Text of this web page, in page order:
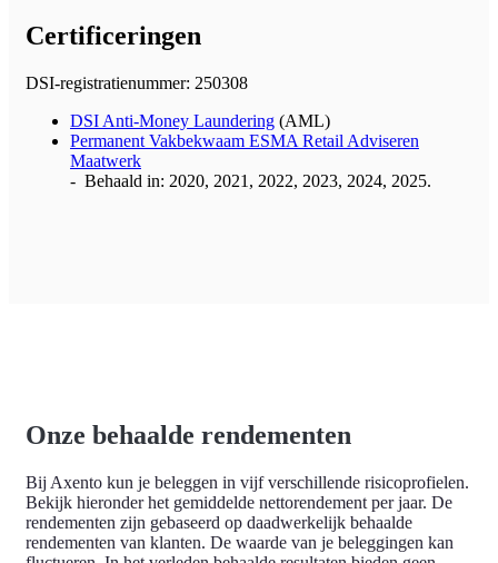
Certificeringen
DSI-registratienummer: 250308
DSI Anti-Money Laundering (AML)
Permanent Vakbekwaam ESMA Retail Adviseren
Maatwerk
- Behaald in: 2020, 2021, 2022, 2023, 2024, 2025.
Onze behaalde rendementen
Bij Axento kun je beleggen in vijf verschillende risicoprofielen.
Bekijk hieronder het gemiddelde nettorendement per jaar. De
rendementen zijn gebaseerd op daadwerkelijk behaalde
rendementen van klanten. De waarde van je beleggingen kan